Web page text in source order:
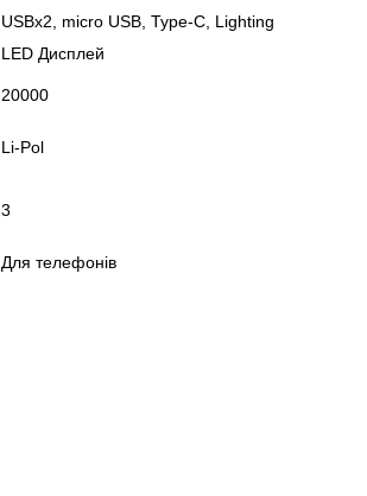
USBx2, micro USB, Type-C, Lighting
LED Дисплей
20000
Li-Pol
3
Для телефонів